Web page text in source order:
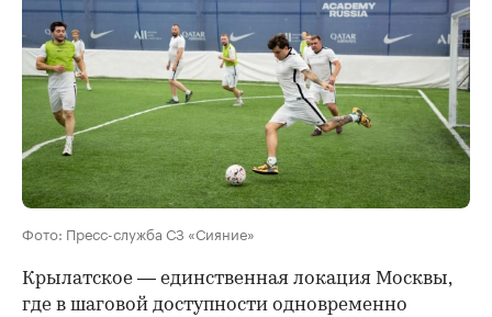
Фото: Пресс-служба СЗ «Сияние»
Крылатское — единственная локация Москвы,
где в шаговой доступности одновременно